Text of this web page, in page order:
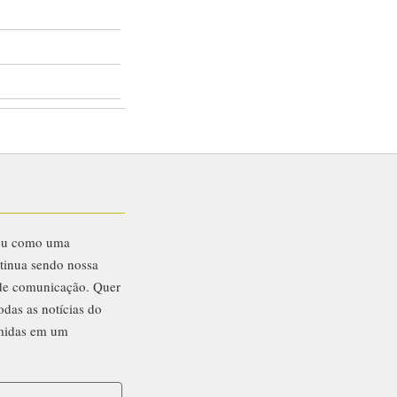
como uma
sendo nossa
comunicação. Quer
as notícias do
em um